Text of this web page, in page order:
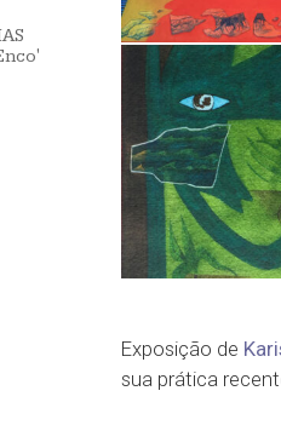
Exposição de
sua prática